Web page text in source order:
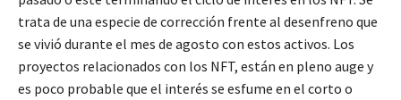
trata de una especie de corrección frente al desenfreno que
se vivió durante el mes de agosto con estos activos. Los
proyectos relacionados con los NFT, están en pleno auge y
es poco probable que el interés se esfume en el corto o